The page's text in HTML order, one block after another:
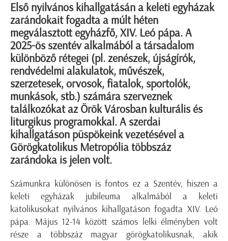
Első nyilvános kihallgatásán a keleti egyházak
zarándokait fogadta a múlt héten
megválasztott egyházfő, XIV. Leó pápa. A
2025-ös szentév alkalmából a társadalom
különböző rétegei (pl. zenészek, újságírók,
rendvédelmi alakulatok, művészek,
szerzetesek, orvosok, fiatalok, sportolók,
munkások, stb.) számára szerveznek
találkozókat az Örök Városban kulturális és
liturgikus programokkal. A szerdai
kihallgatáson püspökeink vezetésével a
Görögkatolikus Metropólia többszáz
zarándoka is jelen volt.
Számunkra különösen is fontos ez a Szentév, hiszen a
keleti egyházak jubileuma alkalmából a keleti
katolikusokat nyilvános kihallgatáson fogadta XIV. Leó
pápa. Május 12-14 között számos lelki élményben volt
része a többszáz magyar görögkatolikusnak, akik